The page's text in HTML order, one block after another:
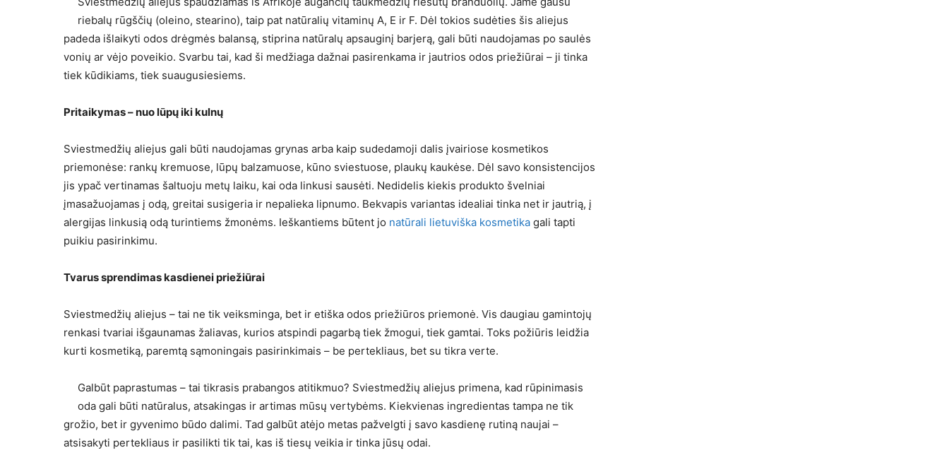
riebalų rūgščių (oleino, stearino), taip pat natūralių vitaminų A, E ir F. Dėl tokios sudėties šis aliejus
padeda išlaikyti odos drėgmės balansą, stiprina natūralų apsauginį barjerą, gali būti naudojamas po saulės
vonių ar vėjo poveikio. Svarbu tai, kad ši medžiaga dažnai pasirenkama ir jautrios odos priežiūrai – ji tinka
tiek kūdikiams, tiek suaugusiesiems.
Pritaikymas – nuo lūpų iki kulnų
Sviestmedžių aliejus gali būti naudojamas grynas arba kaip sudedamoji dalis įvairiose kosmetikos
priemonėse: rankų kremuose, lūpų balzamuose, kūno sviestuose, plaukų kaukėse. Dėl savo konsistencijos
jis ypač vertinamas šaltuoju metų laiku, kai oda linkusi sausėti. Nedidelis kiekis produkto švelniai
įmasažuojamas į odą, greitai susigeria ir nepalieka lipnumo. Bekvapis variantas idealiai tinka net ir jautrią, į
alergijas linkusią odą turintiems žmonėms. Ieškantiems būtent jo natūrali lietuviška kosmetika gali tapti
puikiu pasirinkimu.
Tvarus sprendimas kasdienei priežiūrai
Sviestmedžių aliejus – tai ne tik veiksminga, bet ir etiška odos priežiūros priemonė. Vis daugiau gamintojų
renkasi tvariai išgaunamas žaliavas, kurios atspindi pagarbą tiek žmogui, tiek gamtai. Toks požiūris leidžia
kurti kosmetiką, paremtą sąmoningais pasirinkimais – be pertekliaus, bet su tikra verte.
Galbūt paprastumas – tai tikrasis prabangos atitikmuo? Sviestmedžių aliejus primena, kad rūpinimasis
oda gali būti natūralus, atsakingas ir artimas mūsų vertybėms. Kiekvienas ingredientas tampa ne tik
grožio, bet ir gyvenimo būdo dalimi. Tad galbūt atėjo metas pažvelgti į savo kasdienę rutiną naujai –
atsisakyti pertekliaus ir pasilikti tik tai, kas iš tiesų veikia ir tinka jūsų odai.